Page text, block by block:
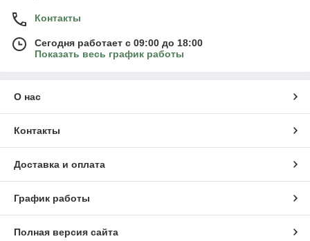
Контакты
Сегодня работает с 09:00 до 18:00
Показать весь график работы
О нас
Контакты
Доставка и оплата
График работы
Полная версия сайта